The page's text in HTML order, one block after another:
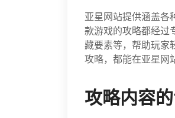
亚星网站提供涵盖各
款游戏的攻略都经过
藏要素等，帮助玩家
攻略，都能在亚星网
攻略内容